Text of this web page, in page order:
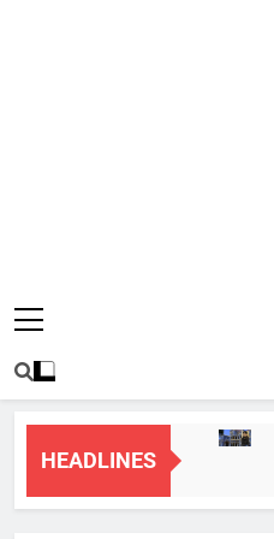
HEADLINES